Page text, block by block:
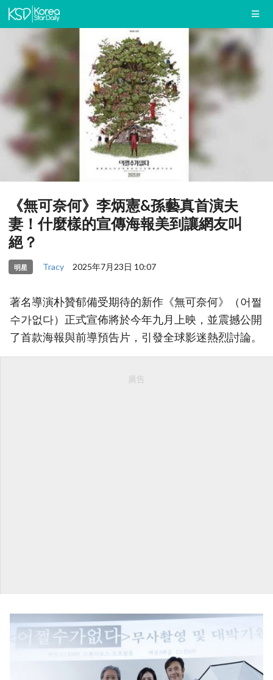
《無可奈何》李炳憲&孫藝真首演夫
妻！什麼樣的宣傳海報美到讓網友叫
絕？
明星 Tracy 2025年7月23日 10:07
著名導演朴贊郁備受期待的新作《無可奈何》（어쩔
수가없다）正式宣佈將於今年九月上映，並震撼公開
了首款海報與前導預告片，引發全球影迷熱烈討論。
廣告